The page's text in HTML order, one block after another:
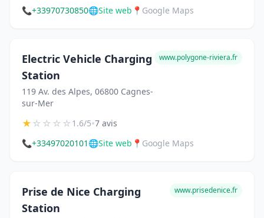
📞+33970730850🌐Site web 📍 Google Maps
Electric Vehicle Charging
Station
119 Av. des Alpes, 06800 Cagnes-
sur-Mer
www.polygone-riviera.fr
★☆☆☆☆1.6/5•7 avis
📞+33497020101 🌐Site web 📍 Google Maps
Prise de Nice Charging
Station
www.prisedenice.fr